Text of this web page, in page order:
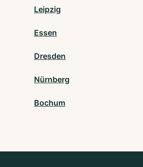
Leipzig
Essen
Dresden
Nürnberg
Bochum